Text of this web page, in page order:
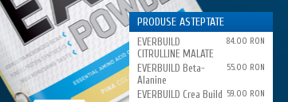
PRODUSE ASTEPTATE
EVERBUILD
CITRULLINE MALATE
84.00 RON
EVERBUILD Beta-
Alanine
55.00 RON
EVERBUILD Crea Build 59.00 RON